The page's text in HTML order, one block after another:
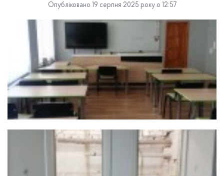
Опубліковано 19 серпня 2025 року о 12:57